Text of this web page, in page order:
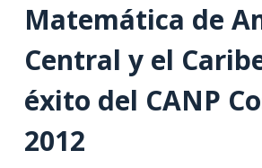
n
n
Matemática de
Central y el
éxito del CANP
2012